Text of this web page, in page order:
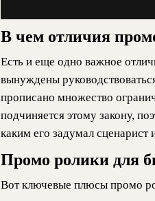
В чем отличия
Есть и еще одно важное
вынуждены
прописано множество
подчиняется этому закону,
каким его задумал сценарист
Промо ролики для
Вот ключевые плюсы промо